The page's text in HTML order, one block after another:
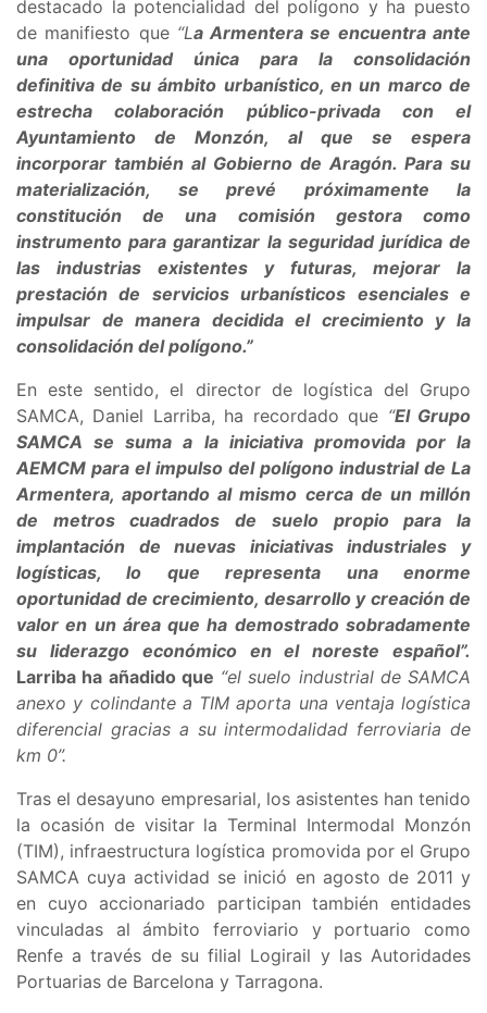
destacado la potencialidad del polígono y ha puesto
de manifiesto que “La Armentera se encuentra ante
una oportunidad única para la consolidación
definitiva de su ámbito urbanístico, en un marco de
estrecha colaboración público-privada con el
Ayuntamiento de Monzón, al que se espera
incorporar también al Gobierno de Aragón. Para su
materialización, se prevé próximamente la
constitución de una comisión gestora como
instrumento para garantizar la seguridad jurídica de
las industrias existentes y futuras, mejorar la
prestación de servicios urbanísticos esenciales e
impulsar de manera decidida el crecimiento y la
consolidación del polígono.”
En este sentido, el director de logística del Grupo
SAMCA, Daniel Larriba, ha recordado que “El Grupo
SAMCA se suma a la iniciativa promovida por la
AEMCM para el impulso del polígono industrial de La
Armentera, aportando al mismo cerca de un millón
de metros cuadrados de suelo propio para la
implantación de nuevas iniciativas industriales y
logísticas, lo que representa una enorme
oportunidad de crecimiento, desarrollo y creación de
valor en un área que ha demostrado sobradamente
su liderazgo económico en el noreste español”.
Larriba ha añadido que “el suelo industrial de SAMCA
anexo y colindante a TIM aporta una ventaja logística
diferencial gracias a su intermodalidad ferroviaria de
km 0”.
Tras el desayuno empresarial, los asistentes han tenido
la ocasión de visitar la Terminal Intermodal Monzón
(TIM), infraestructura logística promovida por el Grupo
SAMCA cuya actividad se inició en agosto de 2011 y
en cuyo accionariado participan también entidades
vinculadas al ámbito ferroviario y portuario como
Renfe a través de su filial Logirail y las Autoridades
Portuarias de Barcelona y Tarragona.